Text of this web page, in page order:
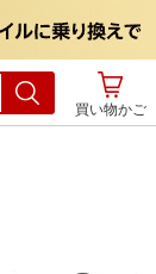
買い物かご